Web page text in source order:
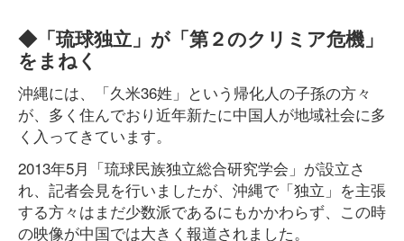
◆「琉球独立」が「第２のクリミア危機」
をまねく
沖縄には、「久米36姓」という帰化人の子孫の方々
が、多く住んでおり近年新たに中国人が地域社会に多
く入ってきています。
2013年5月「琉球民族独立総合研究学会」が設立さ
れ、記者会見を行いましたが、沖縄で「独立」を主張
する方々はまだ少数派であるにもかかわらず、この時
の映像が中国では大きく報道されました。